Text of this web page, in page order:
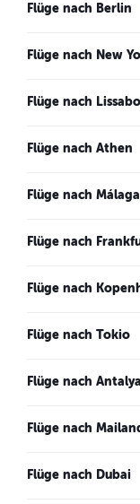
Flüge nach Berlin
Flüge nach New
Flüge nach
Flüge nach Athen
Flüge nach Málaga
Flüge nach
Flüge nach
Flüge nach Tokio
Flüge nach Antalya
Flüge nach
Flüge nach Dubai